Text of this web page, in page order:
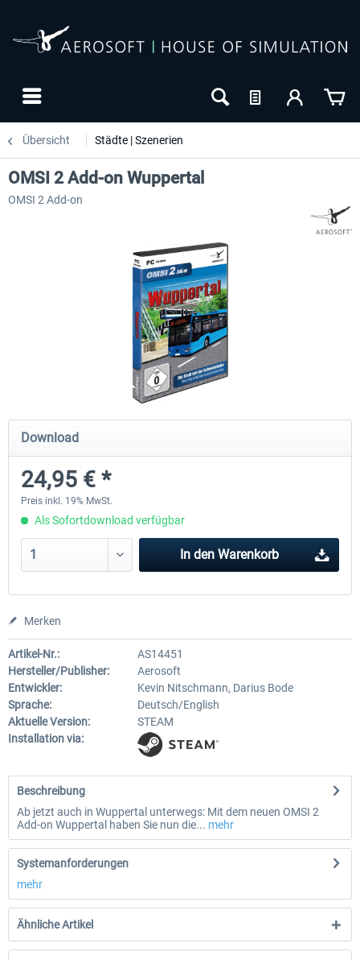
Übersicht Städte | Szenerien
OMSI 2 Add-on Thüringer Wald
29,99 € *
OMSI 2 Add-on Berlin Linie
OMSI 2 Add-on Wuppertal
OMSI 2 Add-on
Download
24,95 € *
Preis inkl. 19% MwSt.
Als Sofortdownload verfügbar
In den Warenkorb
Merken
Artikel-Nr.:
AS14451
Hersteller/Publisher:
Aerosoft
Entwickler:
Kevin Nitschmann, Darius Bode
Sprache:
Deutsch/English
Aktuelle Version:
STEAM
Installation via:
Beschreibung
Ab jetzt auch in Wuppertal unterwegs: Mit dem neuen OMSI 2
Add-on Wuppertal haben Sie nun die... mehr
Systemanforderungen
mehr
Ähnliche Artikel